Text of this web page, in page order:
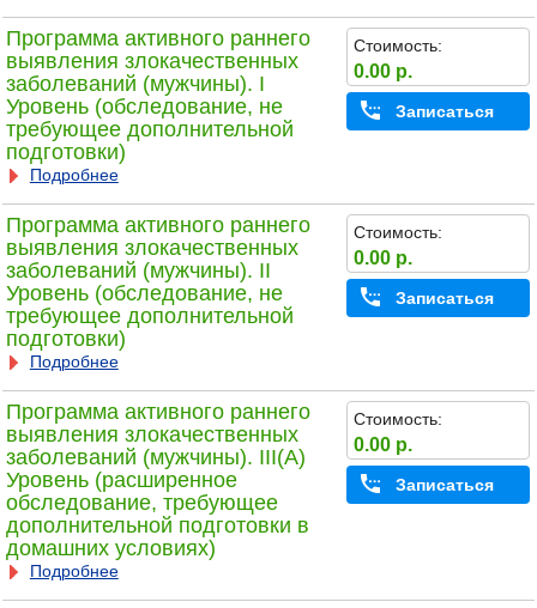
Программа активного раннего
выявления злокачественных
заболеваний (мужчины). I
Уровень (обследование, не
требующее дополнительной
подготовки)
Подробнее
Стоимость:
0.00 р.
Записаться
Программа активного раннего
выявления злокачественных
заболеваний (мужчины). II
Уровень (обследование, не
требующее дополнительной
подготовки)
Подробнее
Стоимость:
0.00 р.
Записаться
Программа активного раннего
выявления злокачественных
заболеваний (мужчины). III(A)
Уровень (расширенное
обследование, требующее
дополнительной подготовки в
домашних условиях)
Подробнее
Стоимость:
0.00 р.
Записаться